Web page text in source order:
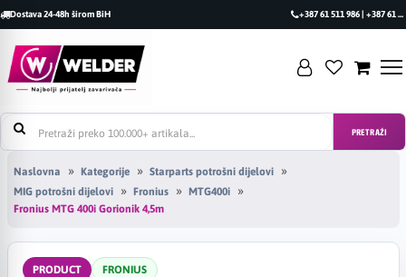
Dostava 24-48h širom BiH +387 61 511 986 | +387 61 493 470
PRETRAŽI
Naslovna Kategorije
Starparts potrošni dijelovi
MIG potrošni dijelovi
Fronius
MTG400i
Fronius MTG 400i Gorionik 4,5m
PRODUCT FRONIUS